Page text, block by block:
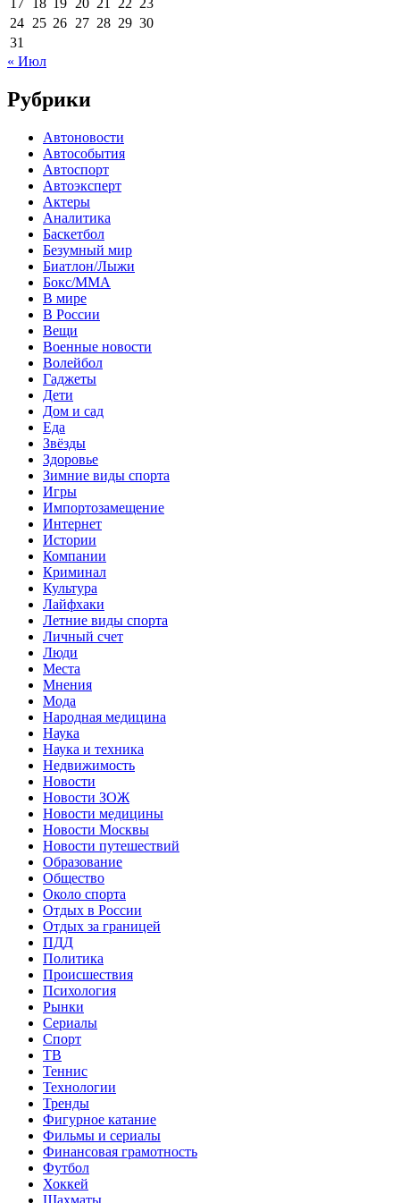
24 25 26 27 28 29 30
31
« Июл
Рубрики
Автоновости
Автособытия
Автоспорт
Автоэксперт
Актеры
Аналитика
Баскетбол
Безумный мир
Биатлон/Лыжи
Бокс/MMA
В мире
В России
Вещи
Военные новости
Волейбол
Гаджеты
Дети
Дом и сад
Еда
Звёзды
Здоровье
Зимние виды спорта
Игры
Импортозамещение
Интернет
Истории
Компании
Криминал
Культура
Лайфхаки
Летние виды спорта
Личный счет
Люди
Места
Мнения
Мода
Народная медицина
Наука
Наука и техника
Недвижимость
Новости
Новости ЗОЖ
Новости медицины
Новости Москвы
Новости путешествий
Образование
Общество
Около спорта
Отдых в России
Отдых за границей
ПДД
Политика
Происшествия
Психология
Рынки
Сериалы
Спорт
ТВ
Теннис
Технологии
Тренды
Фигурное катание
Фильмы и сериалы
Финансовая грамотность
Футбол
Хоккей
Шахматы